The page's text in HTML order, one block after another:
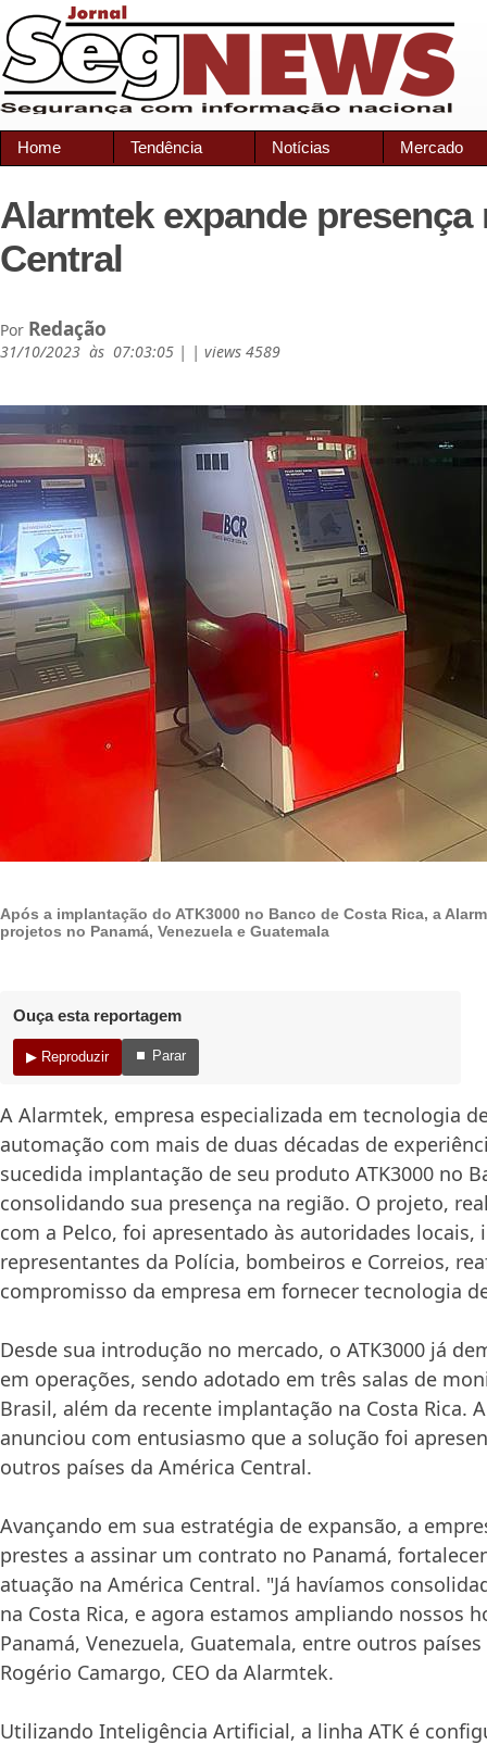
Home Tendência Notícias Mercado
Alarmtek expande presença
Central
Por Redação
31/10/2023 às 07:03:05 | | views 4589
Após a implantação do ATK3000 no Banco de Costa Rica, a
projetos no Panamá, Venezuela e Guatemala
Ouça esta reportagem
▶ Reproduzir ⏹ Parar
A Alarmtek, empresa especializada em tecnologia
automação com mais de duas décadas de
sucedida implantação de seu produto ATK3000 no
consolidando sua presença na região. O projeto,
com a Pelco, foi apresentado às autoridades locais,
representantes da Polícia, bombeiros e Correios,
compromisso da empresa em fornecer tecnologia
Desde sua introdução no mercado, o ATK3000 já
em operações, sendo adotado em três salas de
Brasil, além da recente implantação na Costa Rica.
anunciou com entusiasmo que a solução foi
outros países da América Central.
Avançando em sua estratégia de expansão, a
prestes a assinar um contrato no Panamá,
atuação na América Central. "Já havíamos
na Costa Rica, e agora estamos ampliando nossos
Panamá, Venezuela, Guatemala, entre outros
Rogério Camargo, CEO da Alarmtek.
Utilizando Inteligência Artificial, a linha ATK é